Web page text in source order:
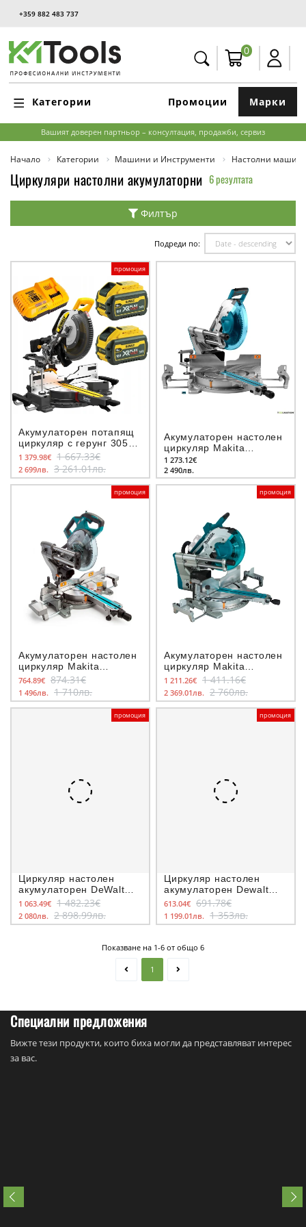
+359 882 483 737
0
Категории Марки
Промоции
Вашият доверен партньор – консултация, продажби, сервиз
Начало Категории Машини и Инструменти Настолни
Циркуляри настолни акумулаторни 6 резултата
Филтър
Подреди по:
промоция
Акумулаторен потапящ
циркуляр с герунг 305
мм DeWALT DCS781X2,
54V, 9Ah
1 379.98€ 1 667.33€
2 699лв. 3 261.01лв.
Акумулаторен настолен
циркуляр Makita
LS003GZ01, 40V, ф
305мм
1 273.12€
2 490лв.
промоция
Акумулаторен настолен
циркуляр Makita
LS002GZ01, 40V, ф
216мм
764.89€ 874.31€
1 496лв. 1 710лв.
промоция
Акумулаторен настолен
циркуляр Makita
DLS211ZU, 18+18V, ф
305мм
1 211.26€ 1 411.16€
2 369.01лв. 2 760лв.
промоция
Циркуляр настолен
акумулаторен DeWalt
DCS7485T2, 54V, 6.0Ah,
ф210мм
1 063.49€ 1 482.23€
2 080лв. 2 898.99лв.
промоция
Циркуляр настолен
акумулаторен Dewalt
DCS777N, 54V, ф 216мм
613.04€ 691.78€
1 199.01лв. 1 353лв.
Показване на 1-6 от общо 6
1
Специални предложения
Вижте тези продукти, които биха могли да представляват интерес
за вас.